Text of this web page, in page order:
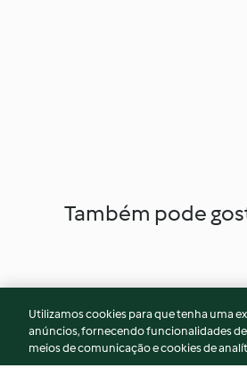
Também pode
Utilizamos cookies para que tenha uma
anúncios, fornecendo funcionalidades
meios de comunicação e cookies de